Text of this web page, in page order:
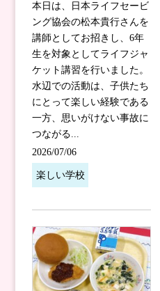
本日は、日本ライフセービ
ング協会の松本貴行さんを
講師としてお招きし、6年
生を対象としてライフジャ
ケット講習を行いました。
水辺での活動は、子供たち
にとって楽しい経験である
一方、思いがけない事故に
つながる...
2026/07/06
楽しい学校